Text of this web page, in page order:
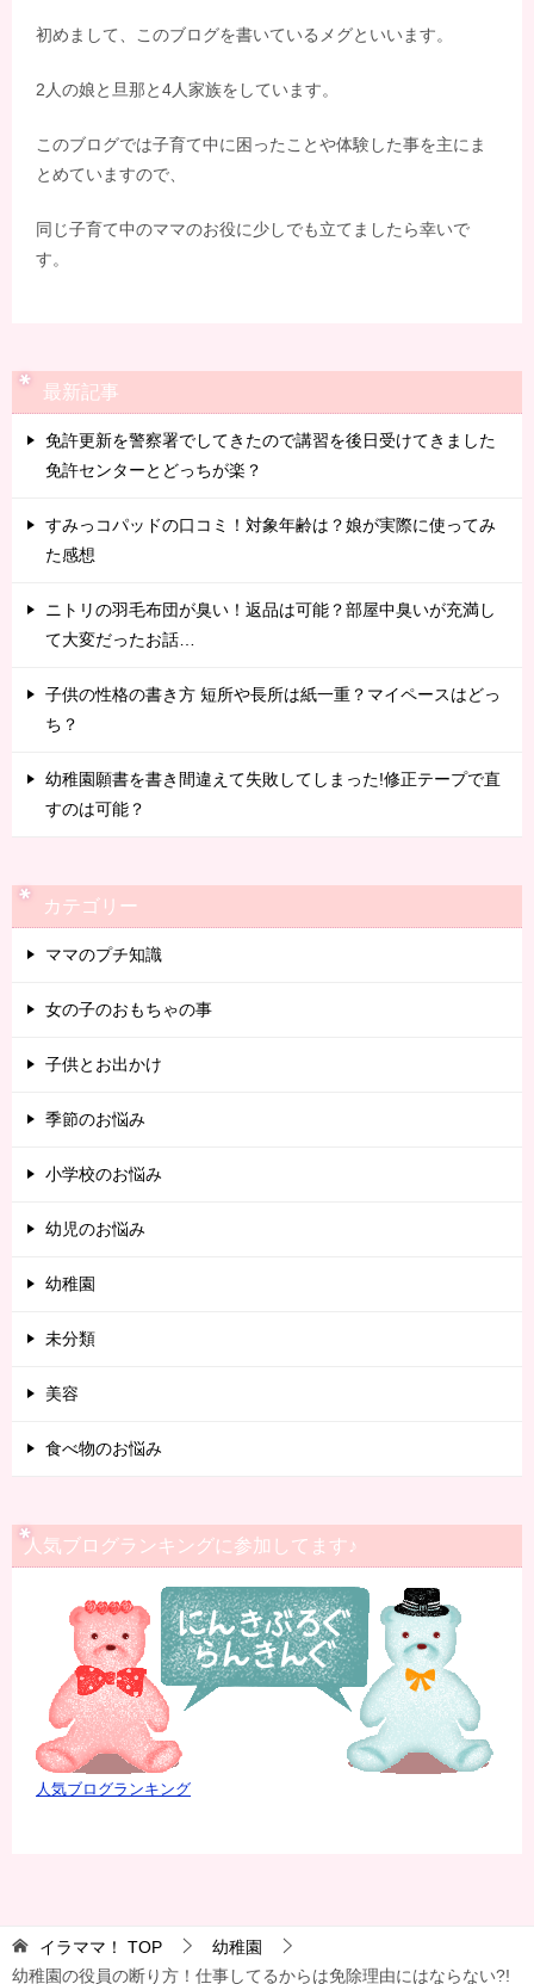
初めまして、このブログを書いているメグといいます。
2人の娘と旦那と4人家族をしています。
このブログでは子育て中に困ったことや体験した事を主にま
とめていますので、
同じ子育て中のママのお役に少しでも立てましたら幸いで
す。
最新記事
免許更新を警察署でしてきたので講習を後日受けてきました
免許センターとどっちが楽？
すみっコパッドの口コミ！対象年齢は？娘が実際に使ってみ
た感想
ニトリの羽毛布団が臭い！返品は可能？部屋中臭いが充満し
て大変だったお話…
子供の性格の書き方 短所や長所は紙一重？マイペースはどっ
ち？
幼稚園願書を書き間違えて失敗してしまった!修正テープで直
すのは可能？
カテゴリー
ママのプチ知識
女の子のおもちゃの事
子供とお出かけ
季節のお悩み
小学校のお悩み
幼児のお悩み
幼稚園
未分類
美容
食べ物のお悩み
人気ブログランキングに参加してます♪
人気ブログランキング
イラママ！ TOP
幼稚園
幼稚園の役員の断り方！仕事してるからは免除理由にはならない?!